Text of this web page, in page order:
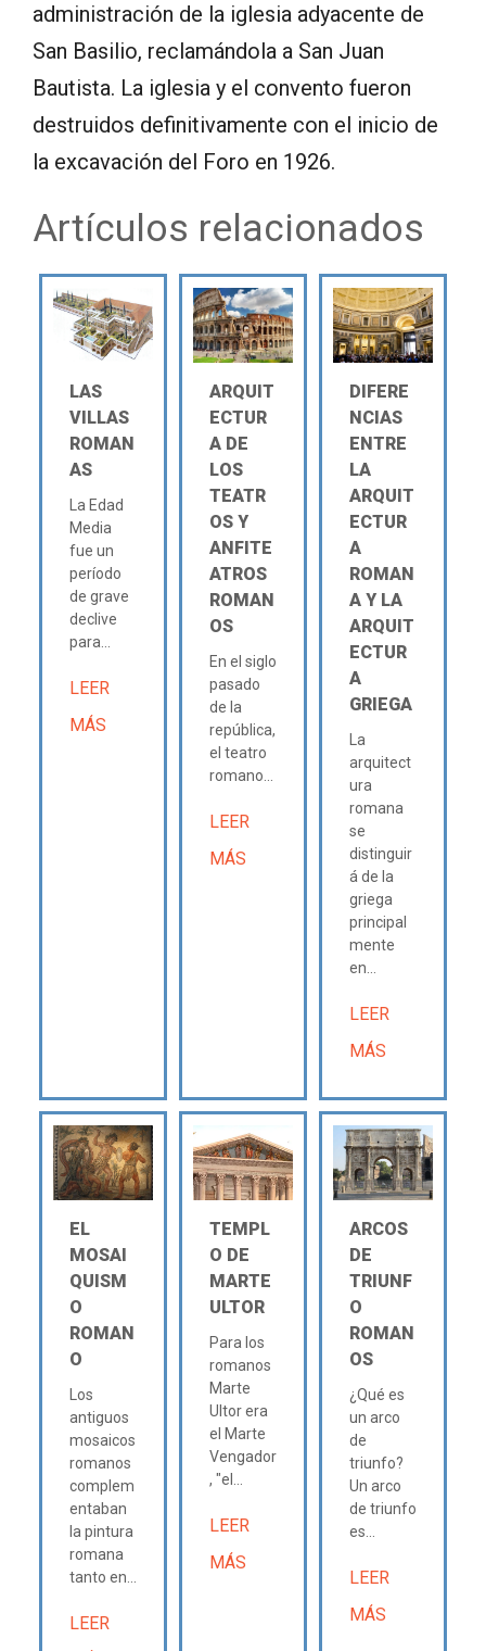
administración de la iglesia adyacente de
San Basilio, reclamándola a San Juan
Bautista. La iglesia y el convento fueron
destruidos definitivamente con el inicio de
la excavación del Foro en 1926.
Artículos relacionados
LAS
VILLAS
ROMAN
AS
La Edad
Media
fue un
período
de grave
declive
para...
LEER
MÁS
ARQUIT
ECTUR
A DE
LOS
TEATR
OS Y
ANFITE
ATROS
ROMAN
OS
En el siglo
pasado
de la
república,
el teatro
romano...
LEER
MÁS
DIFERE
NCIAS
ENTRE
LA
ARQUIT
ECTUR
A
ROMAN
A Y LA
ARQUIT
ECTUR
A
GRIEGA
La
arquitect
ura
romana
se
distinguir
á de la
griega
principal
mente
en...
LEER
MÁS
EL
MOSAI
QUISM
O
ROMAN
O
Los
antiguos
mosaicos
romanos
complem
entaban
la pintura
romana
tanto en...
LEER
TEMPL
O DE
MARTE
ULTOR
Para los
romanos
Marte
Ultor era
el Marte
Vengador
, "el...
LEER
MÁS
ARCOS
DE
TRIUNF
O
ROMAN
OS
¿Qué es
un arco
de
triunfo?
Un arco
de triunfo
es...
LEER
MÁS